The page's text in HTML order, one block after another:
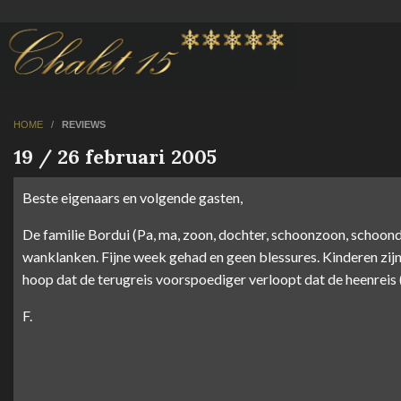
HOME / REVIEWS
19 / 26 februari 2005
Beste eigenaars en volgende gasten,
De familie Bordui (Pa, ma, zoon, dochter, schoonzoon,
wanklanken. Fijne week gehad en geen blessures. Kinderen
hoop dat de terugreis voorspoediger verloopt dat de
F.